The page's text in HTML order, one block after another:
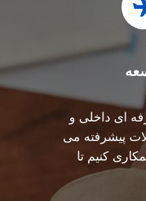
ای داخلی و
پیشرفته می
کنیم تا
نیاز دارید رو